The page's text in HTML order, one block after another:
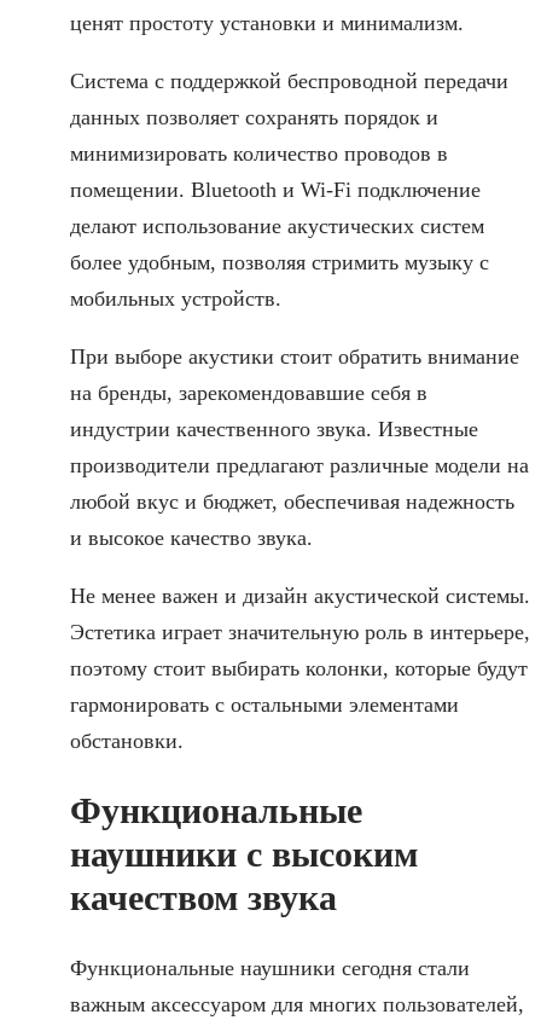
ценят простоту установки и минимализм.
Система с поддержкой беспроводной передачи
данных позволяет сохранять порядок и
минимизировать количество проводов в
помещении. Bluetooth и Wi-Fi подключение
делают использование акустических систем
более удобным, позволяя стримить музыку с
мобильных устройств.
При выборе акустики стоит обратить внимание
на бренды, зарекомендовавшие себя в
индустрии качественного звука. Известные
производители предлагают различные модели на
любой вкус и бюджет, обеспечивая надежность
и высокое качество звука.
Не менее важен и дизайн акустической системы.
Эстетика играет значительную роль в интерьере,
поэтому стоит выбирать колонки, которые будут
гармонировать с остальными элементами
обстановки.
Функциональные
наушники с высоким
качеством звука
Функциональные наушники сегодня стали
важным аксессуаром для многих пользователей,